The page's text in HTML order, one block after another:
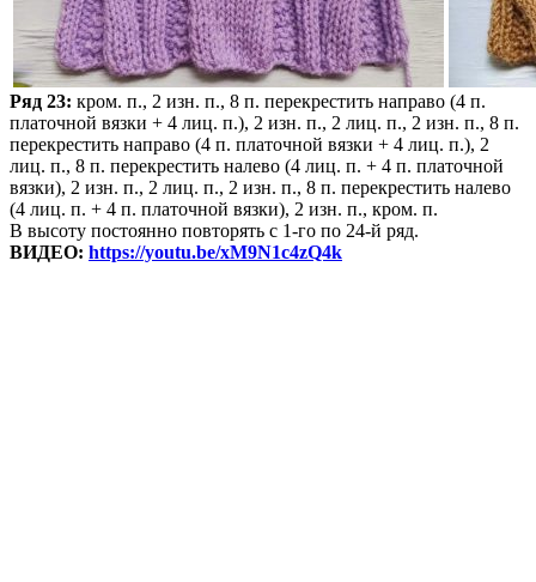
Ряд 23: кром. п., 2 изн. п., 8 п. перекрестить направо (4 п.
платочной вязки + 4 лиц. п.), 2 изн. п., 2 лиц. п., 2 изн. п., 8 п.
перекрестить направо (4 п. платочной вязки + 4 лиц. п.), 2
лиц. п., 8 п. перекрестить налево (4 лиц. п. + 4 п. платочной
вязки), 2 изн. п., 2 лиц. п., 2 изн. п., 8 п. перекрестить налево
(4 лиц. п. + 4 п. платочной вязки), 2 изн. п., кром. п.
В высоту постоянно повторять с 1-го по 24-й ряд.
ВИДЕО: https://youtu.be/xM9N1c4zQ4k